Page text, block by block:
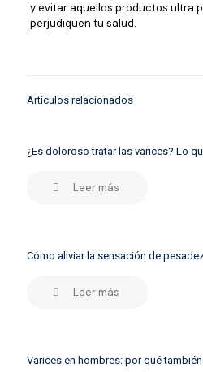
y evitar aquellos productos ultra
perjudiquen tu salud.
Artículos relacionados
¿Es doloroso tratar las varices? Lo
Leer más
Cómo aliviar la sensación de
Leer más
Varices en hombres: por qué